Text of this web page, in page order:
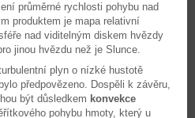
průměrné rychlosti pohybu nad
produktem je mapa relativní
nad viditelným diskem hvězdy
jinou hvězdu než je Slunce.
plyn o nízké hustotě
předpovězeno. Dospěli k závěru,
být důsledkem konvekce
pohybu hmoty, který u